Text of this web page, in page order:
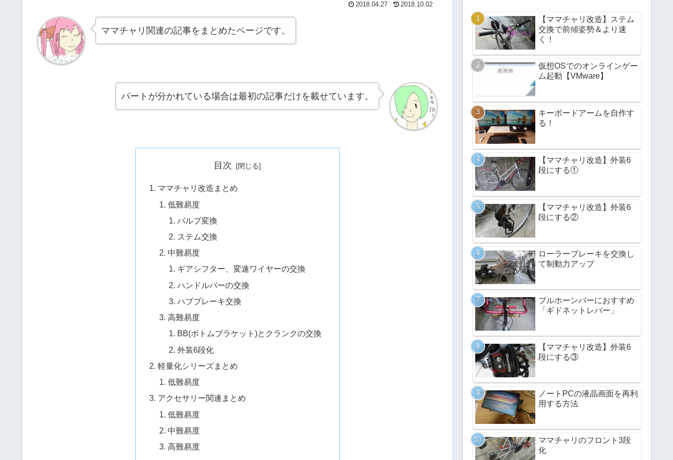
2018.04.27 2018.10.02
ママチャリ関連の記事をまとめたページです。
パートが分かれている場合は最初の記事だけを載せています。
目次
ママチャリ改造まとめ
低難易度
バルブ変換
ステム交換
中難易度
ギアシフター、変速ワイヤーの交換
ハンドルバーの交換
ハブブレーキ交換
高難易度
BB(ボトムブラケット)とクランクの交換
外装6段化
軽量化シリーズまとめ
低難易度
アクセサリー関連まとめ
低難易度
中難易度
高難易度
【ママチャリ改造】ステム
交換で前傾姿勢＆より速
く！
仮想OSでのオンラインゲー
ム起動【VMware】
キーボードアームを自作す
る！
【ママチャリ改造】外装6
段にする①
【ママチャリ改造】外装6
段にする②
ローラーブレーキを交換し
て制動力アップ
ブルホーンバーにおすすめ
「ギドネットレバー」
【ママチャリ改造】外装6
段にする③
ノートPCの液晶画面を再利
用する方法
ママチャリのフロント3段
化